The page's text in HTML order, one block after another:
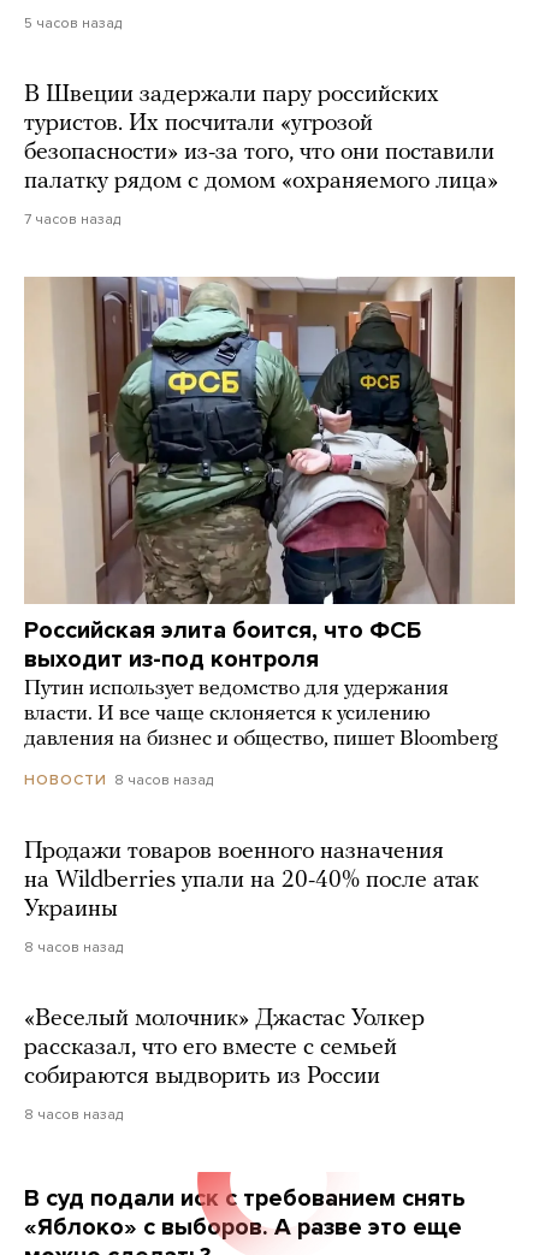
5 часов назад
В Швеции задержали пару российских
туристов. Их посчитали «угрозой
безопасности» из-за того, что они поставили
палатку рядом с домом «охраняемого лица»
7 часов назад
Российская элита боится, что ФСБ
выходит из-под контроля
Путин использует ведомство для удержания
власти. И все чаще склоняется к усилению
давления на бизнес и общество, пишет Bloomberg
НОВОСТИ 8 часов назад
Продажи товаров военного назначения
на Wildberries упали на 20-40% после атак
Украины
8 часов назад
«Веселый молочник» Джастас Уолкер
рассказал, что его вместе с семьей
собираются выдворить из России
8 часов назад
В суд подали иск с требованием снять
«Яблоко» с выборов. А разве это еще